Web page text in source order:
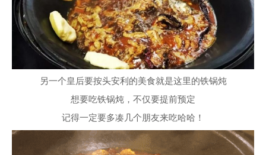
另一个皇后要按头安利的美食就是这里的铁锅炖
想要吃铁锅炖，不仅要提前预定
记得一定要多凑几个朋友来吃哈哈！